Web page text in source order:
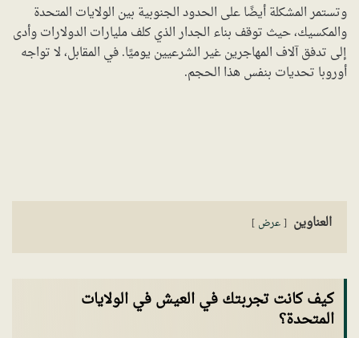
وتستمر المشكلة أيضًا على الحدود الجنوبية بين الولايات المتحدة
والمكسيك، حيث توقف بناء الجدار الذي كلف مليارات الدولارات وأدى
إلى تدفق آلاف المهاجرين غير الشرعيين يوميًا. في المقابل، لا تواجه
أوروبا تحديات بنفس هذا الحجم.
العناوين عرض
كيف كانت تجربتك في العيش في الولايات
المتحدة؟